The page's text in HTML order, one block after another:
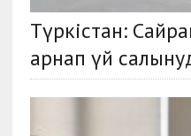
Түркістан:
арнап үй